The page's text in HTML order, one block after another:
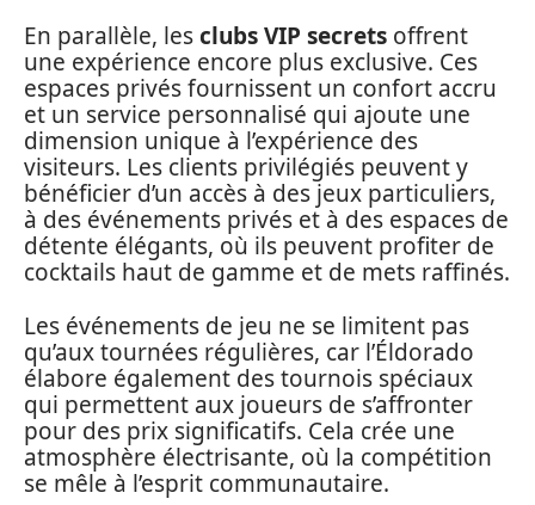
En parallèle, lesclubs VIP secrets offrent
une expérience encore plus exclusive. Ces
espaces privés fournissent un confort accru
et un service personnalisé qui ajoute une
dimension unique à l’expérience des
visiteurs. Les clients privilégiés peuvent y
bénéficier d’un accès à des jeux particuliers,
à des événements privés et à des espaces de
détente élégants, où ils peuvent profiter de
cocktails haut de gamme et de mets raffinés.
Les événements de jeu ne se limitent pas
qu’aux tournées régulières, car l’Éldorado
élabore également des tournois spéciaux
qui permettent aux joueurs de s’affronter
pour des prix significatifs. Cela crée une
atmosphère électrisante, où la compétition
se mêle à l’esprit communautaire.